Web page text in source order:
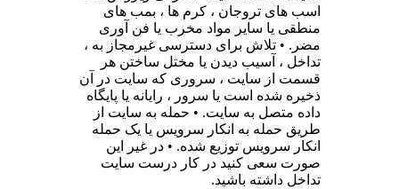
اسب های تروجان ، کرم ها ، بمب های
منطقی یا سایر مواد مخرب یا فن آوری
مضر. • تلاش برای دسترسی غیرمجاز به ،
تداخل ، آسیب دیدن یا مختل ساختن هر
قسمت از سایت ، سروری که سایت در آن
ذخیره شده است یا سرور ، رایانه یا پایگاه
داده متصل به سایت. • حمله به سایت از
طریق حمله به انکار سرویس یا یک حمله
انکار سرویس توزیع شده. • در غیر این
صورت سعی کنید در کار درست سایت
تداخل داشته باشید.